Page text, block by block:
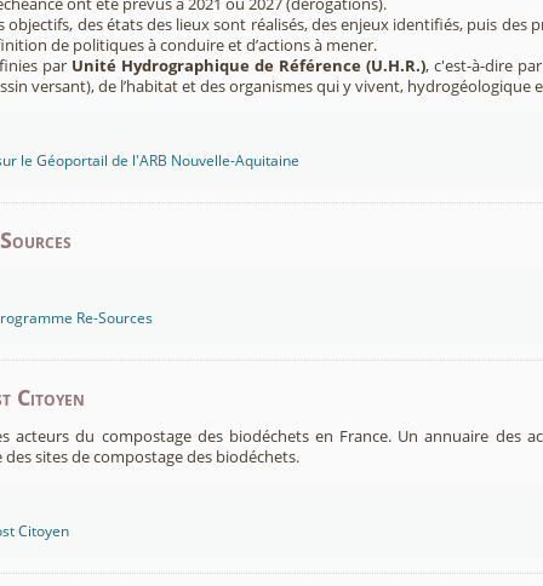
objectifs, des états des lieux sont réalisés, des enjeux identifiés, puis des
de politiques à conduire et d’actions à mener.
par Unité Hydrographique de Référence (U.H.R.), c'est-à-dire
versant), de l’habitat et des organismes qui y vivent, hydrogéologique
le Géoportail de l'ARB Nouvelle-Aquitaine
Re-Sources
Citoyen
acteurs du compostage des biodéchets en France. Un annuaire des
sites de compostage des biodéchets.
Citoyen